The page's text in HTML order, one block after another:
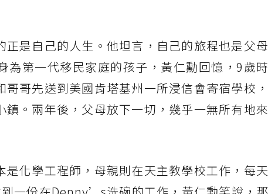
是自己的人生。他坦言，自己的旅程也是父母
為第一代移民家庭的孩子，黃仁勳回憶，9歲時
哥先送到美國肯塔基州一所浸信會寄宿學校，
。兩年後，父母放下一切，幾乎一無所有地來
化學工程師，母親則在天主教學校工作，每天